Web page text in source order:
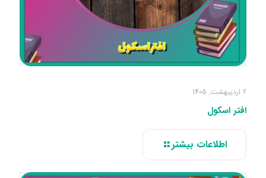
2 اردیبهشت, 1405
افتر اسکول
اطلاعات بیشتر